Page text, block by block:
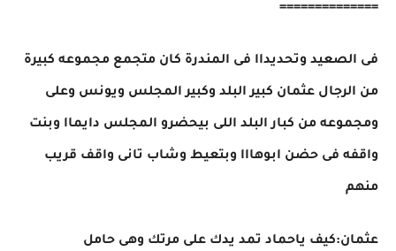
==============
فى الصعيد وتحديداا فى المندرة كان متجمع مجموعه كبيرة
من الرجال عثمان كبير البلد وكبير المجلس ويونس وعلى
ومجموعه من كبار البلد اللى بيحضرو المجلس دايماا وبنت
واقفه فى حضن ابوهااا وبتعيط وشاب تانى واقف قريب
منهم
عثمان:كيف ياحماد تمد يدك على مرتك وهى حامل